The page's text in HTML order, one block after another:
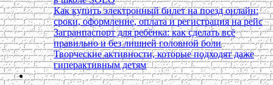
Как купить электронный билет на поезд онлайн:
сроки, оформление, оплата и регистрация на рейс
Загранпаспорт для ребёнка: как сделать всё
правильно и без лишней головной боли
Творческие активности, которые подходят даже
гиперактивным детям